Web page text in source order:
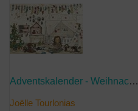
Adventskalender - Weihnachten Mit Anouk
Joëlle Tourlonias